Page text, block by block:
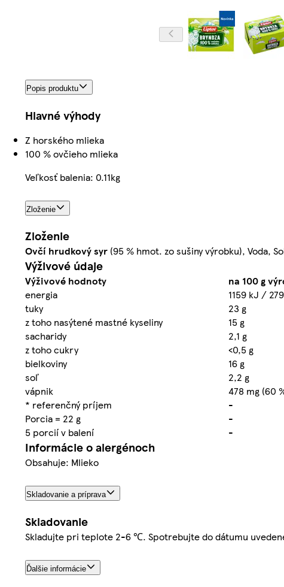
Popis produktu
Hlavné výhody
Z horského mlieka
100 % ovčieho mlieka
Veľkosť balenia: 0.11kg
Zloženie
Zloženie
Ovčí hrudkovýsyr (95 % hmot. zo sušiny výrobku), Voda,
Výživové údaje
Výživové hodnoty na 100 g
energia
1159 kJ /
tuky
23 g
z toho nasýtené mastné kyseliny
15 g
sacharidy
2,1 g
z toho cukry
<0,5 g
bielkoviny
16 g
soľ
2,2 g
vápnik
478 mg (60
* referenčný príjem
-
Porcia = 22 g
-
5 porcií v balení
-
Informácie o alergénoch
Obsahuje: Mlieko
Skladovanie a príprava
Skladovanie
Skladujte pri teplote 2-6 ℃. Spotrebujte do dátumu
Ďalšie informácie